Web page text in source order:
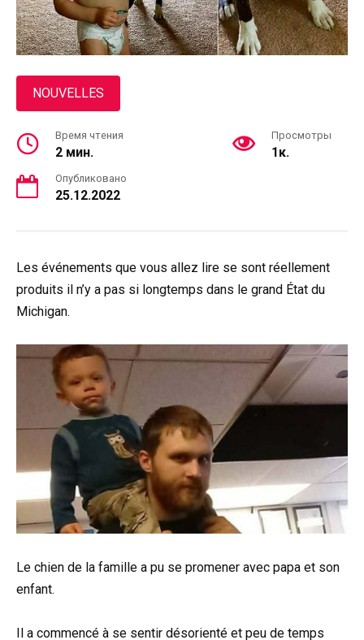
NOUVELLES
Время чтения
2 мин.
Просмотры
1к.
Опубликовано
25.12.2022
Les événements que vous allez lire se sont réellement
produits il n’y a pas si longtemps dans le grand État du
Michigan.
Le chien de la famille a pu se promener avec papa et son
enfant.
Il a commencé à se sentir désorienté et peu de temps